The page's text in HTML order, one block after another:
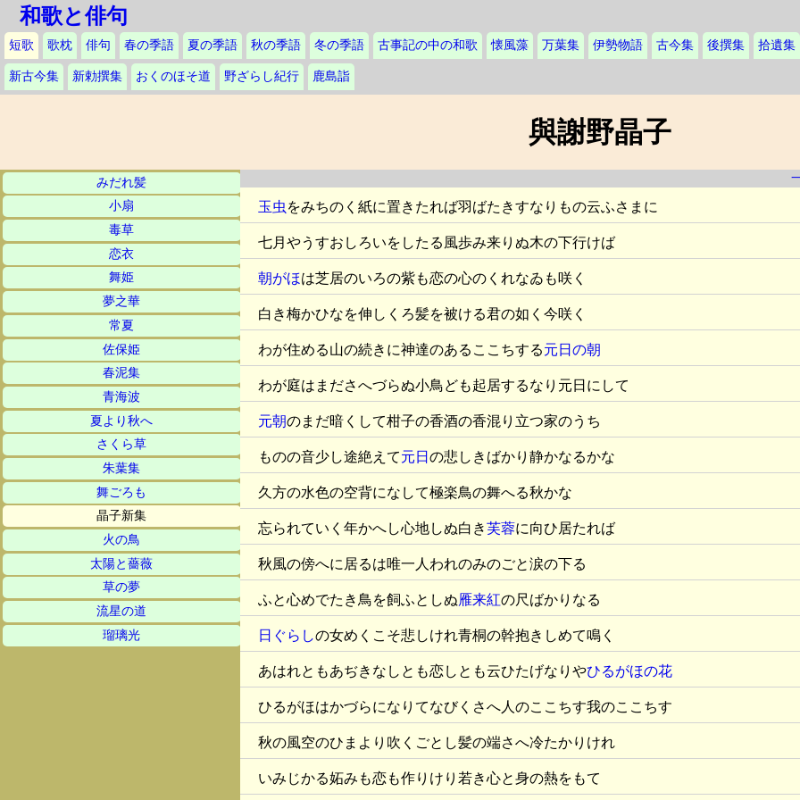
和歌と俳句
短歌 歌枕 俳句 春の季語 夏の季語 秋の季語 冬の季語 古事記の中の和歌 懐風藻 万葉集 伊勢物語 古今集 後撰集 拾遺集
新古今集 新勅撰集 おくのほそ道 野ざらし紀行 鹿島詣
與謝野晶子
みだれ髪
小扇
毒草
恋衣
舞姫
夢之華
常夏
佐保姫
春泥集
青海波
夏より秋へ
さくら草
朱葉集
舞ごろも
晶子新集
火の鳥
太陽と薔薇
草の夢
流星の道
瑠璃光
玉虫 をみちのく紙に置きたれば羽ばたきすなりもの云ふさまに
七月やうすおしろいをしたる風歩み来りぬ木の下行けば
朝がほは芝居のいろの紫も恋の心のくれなゐも咲く
白き梅かひなを伸しくろ髪を被ける君の如く今咲く
わが住める山の続きに神達のあるここちする元日の朝
わが庭はまださへづらぬ小鳥ども起居するなり元日にして
元朝のまだ暗くして柑子の香酒の香混り立つ家のうち
ものの音少し途絶えて元日 の悲しきばかり静かなるかな
久方の水色の空背になして極楽鳥の舞へる秋かな
忘られていく年かへし心地しぬ白き芙蓉に向ひ居たれば
秋風の傍へに居るは唯一人われのみのごと涙の下る
ふと心めでたき鳥を飼ふとしぬ雁来紅の尺ばかりなる
日ぐらしの女めくこそ悲しけれ青桐の幹抱きしめて鳴く
あはれともあぢきなしとも恋しとも云ひたげなりやひるがほの花
ひるがほはかづらになりてなびくさへ人のここちす我のここちす
秋の風空のひまより吹くごとし髪の端さへ冷たかりけれ
いみじかる妬みも恋も作りけり若き心と身の熱をもて